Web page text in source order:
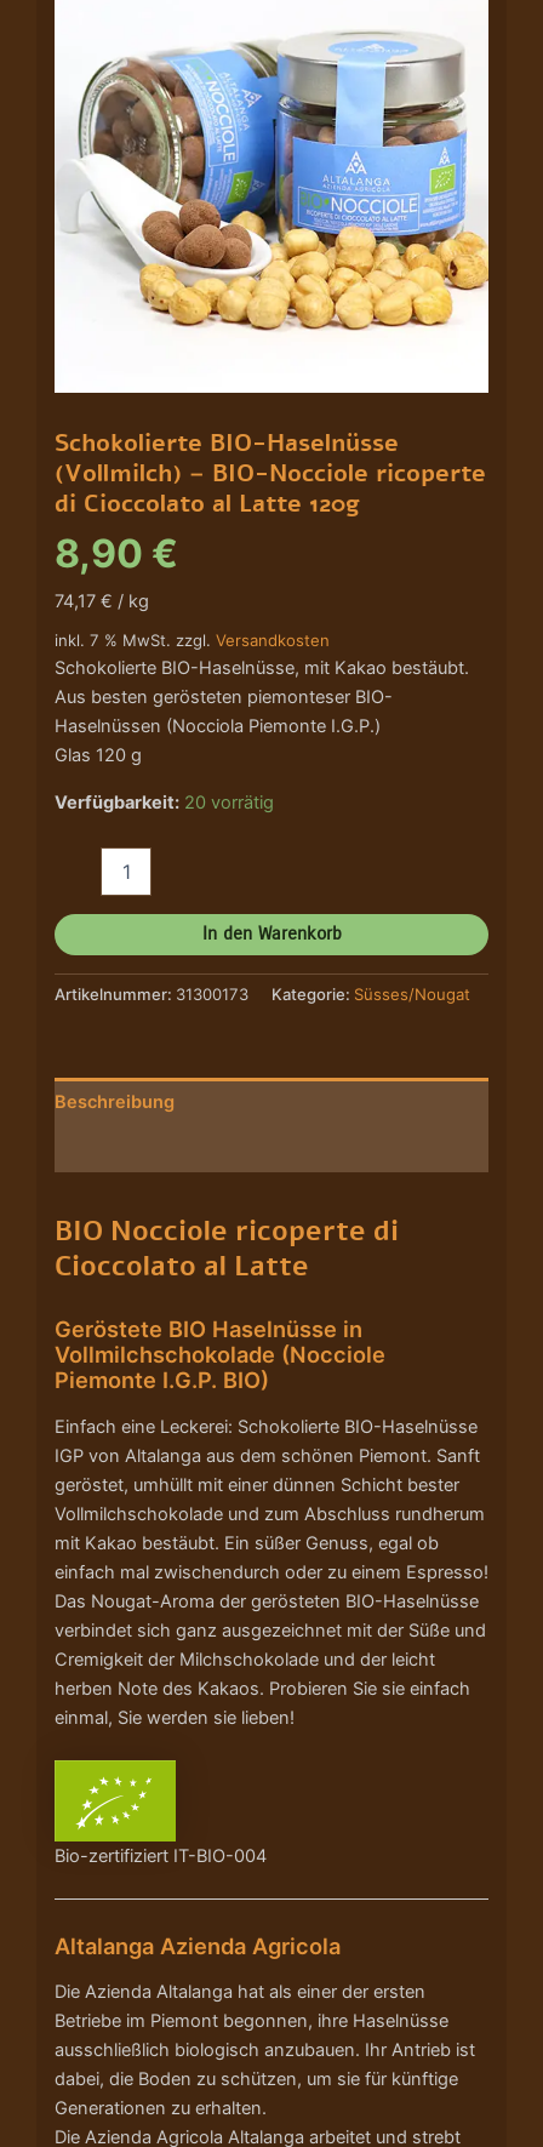
Schokolierte BIO-Haselnüsse
(Vollmilch) – BIO-Nocciole ricoperte
di Cioccolato al Latte 120g
8,90 €
74,17 € / kg
inkl. 7 % MwSt. zzgl. Versandkosten
Schokolierte BIO-Haselnüsse, mit Kakao bestäubt.
Aus besten gerösteten piemonteser BIO-
Haselnüssen (Nocciola Piemonte I.G.P.)
Glas 120 g
Verfügbarkeit: 20 vorrätig
Cioccolato
Latte
120g
Menge
In den Warenkorb
Artikelnummer: 31300173 Kategorie: Süsses/Nougat
Beschreibung
BIO Nocciole ricoperte di
Cioccolato al Latte
Geröstete BIO Haselnüsse in
Vollmilchschokolade (Nocciole
Piemonte I.G.P. BIO)
Einfach eine Leckerei: Schokolierte BIO-Haselnüsse
IGP von Altalanga aus dem schönen Piemont. Sanft
geröstet, umhüllt mit einer dünnen Schicht bester
Vollmilchschokolade und zum Abschluss rundherum
mit Kakao bestäubt. Ein süßer Genuss, egal ob
einfach mal zwischendurch oder zu einem Espresso!
Das Nougat-Aroma der gerösteten BIO-Haselnüsse
verbindet sich ganz ausgezeichnet mit der Süße und
Cremigkeit der Milchschokolade und der leicht
herben Note des Kakaos. Probieren Sie sie einfach
einmal, Sie werden sie lieben!
Bio-zertifiziert IT-BIO-004
Altalanga Azienda Agricola
Die Azienda Altalanga hat als einer der ersten
Betriebe im Piemont begonnen, ihre Haselnüsse
ausschließlich biologisch anzubauen. Ihr Antrieb ist
dabei, die Boden zu schützen, um sie für künftige
Generationen zu erhalten.
Die Azienda Agricola Altalanga arbeitet und strebt